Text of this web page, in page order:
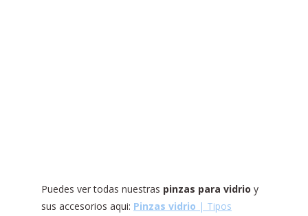
Puedes ver todas nuestras pinzas para vidrio y
sus accesorios aqui: Pinzas vidrio | Tipos